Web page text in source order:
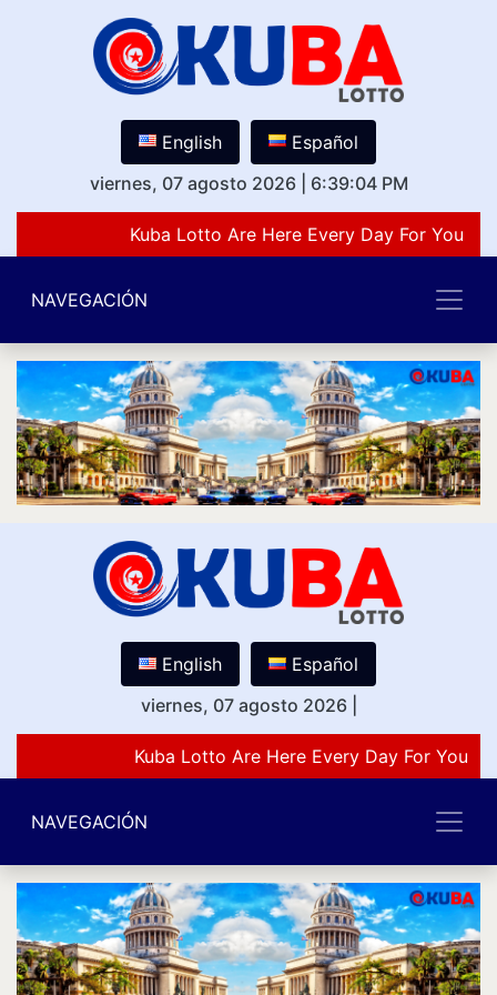
English
Español
viernes, 07 agosto 2026
6:39:04 PM
Kuba Lotto Are Here Every Day For You
NAVEGACIÓN
English
Español
viernes, 07 agosto 2026
Kuba Lotto Are Here Every Day For You
NAVEGACIÓN